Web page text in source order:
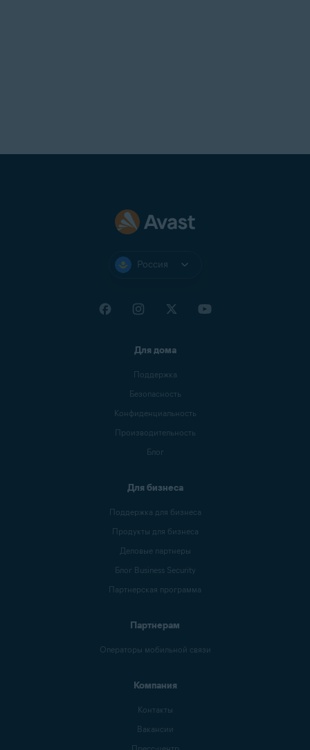
Россия
Для дома
Поддержка
Безопасность
Конфиденциальность
Производительность
Блог
Для бизнеса
Поддержка для бизнеса
Продукты для бизнеса
Деловые партнеры
Блог Business Security
Партнерская программа
Партнерам
Операторы мобильной связи
Компания
Контакты
Вакансии